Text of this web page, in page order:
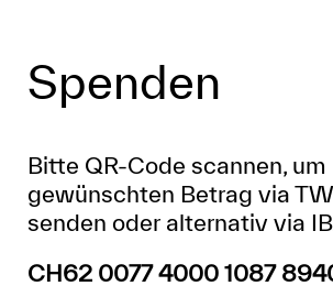
Spenden
Bitte QR-Code scannen, um
gewünschten Betrag via
senden oder alternativ via
CH62 0077 4000 1087